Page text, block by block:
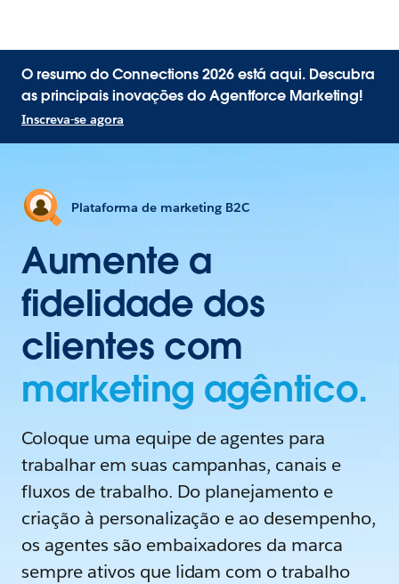
O resumo do Connections 2026 está aqui. Descubra
as principais inovações do Agentforce Marketing!
Inscreva-se agora
Plataforma de marketing B2C
Aumente a
fidelidade dos
clientes com
marketing agêntico.
Coloque uma equipe de agentes para
trabalhar em suas campanhas, canais e
fluxos de trabalho. Do planejamento e
criação à personalização e ao desempenho,
os agentes são embaixadores da marca
sempre ativos que lidam com o trabalho